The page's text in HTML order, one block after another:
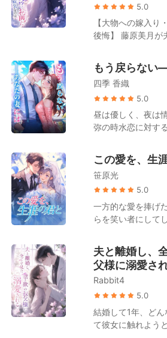
を組み、好き放題
ある。
た。 依頼主との当時の会話が、彼女の頭の
中で激しくフラッシ
彼、愛し合って2年
贈りたくて」 彼女はその時、まだ単なる偶
然だと思っていた。 あのファンの恋人の誕
生日が、まさか彼
いた。 きっとどこかで何かが間違っている
のだと、そう思っ
5.0
【大物への嫁入り
後悔】 藤原美月が夫のガン検査報告書を受
た。 周囲の人間は皆、ガンを患っているの
は藤原美月の方だと
骨に嫌悪感を示し
が、お金を無駄遣
言い放つ。 夫は一枚の離婚協議書を取り出
し、「美咲が俺の
る財界の大物と電
す。 やがて藤原美月の隠された正体が次々
と明らかになると
たことに気づく。 大物は毎夜のごとく彼女
を溺愛するようになった。 「
は狂わんばかりの
る。 藤原美月は口元に薄く笑みを浮かべ、
元夫を見つめて言った。 「私に治
あなたよ」
もう戻らない
四季 香織
5.0
昼は優しく、夜は
弥の時水恋に対す
は時水恋にためら
す。 「彼女を安心
また復縁すればい
その場で待ってい
はもう目が覚めて
水恋の心も死んだ
振り返らなかった
狂ってしまった。
かつて傲岸不遜を
司が、血走った目
だ、憐れみの一瞥
この愛を、生
笹原光
5.0
一方的な愛を捧げ
らを笑い者にして
一を迫られた際、
離婚を選んだのだ
ての理性的で、美
「森川医薬」の継
後。 元夫である黒
き連れて復縁を懇
しかし、森川清緒
実父は財界の覇者
夫と離婚し、
父様に溺愛さ
Rabbit4
5.0
結婚して1年、ど
て彼女に触れようとしな